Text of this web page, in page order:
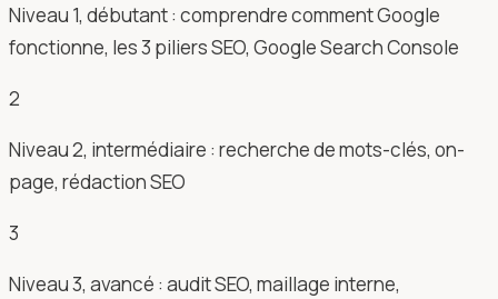
Niveau 1, débutant : comprendre comment Google
fonctionne, les 3 piliers SEO, Google Search Console
2
Niveau 2, intermédiaire : recherche de mots-clés, on-
page, rédaction SEO
3
Niveau 3, avancé : audit SEO, maillage interne,